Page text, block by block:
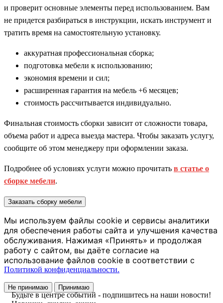
и проверит основные элементы перед использованием. Вам
не придется разбираться в инструкции, искать инструмент и
тратить время на самостоятельную установку.
аккуратная профессиональная сборка;
подготовка мебели к использованию;
экономия времени и сил;
расширенная гарантия на мебель +6 месяцев;
стоимость рассчитывается индивидуально.
Финальная стоимость сборки зависит от сложности товара,
объема работ и адреса выезда мастера. Чтобы заказать услугу,
сообщите об этом менеджеру при оформлении заказа.
Подробнее об условиях услуги можно прочитать в статье о
сборке мебели.
Заказать сборку мебели
Мы используем файлы cookie и сервисы аналитики
для обеспечения работы сайта и улучшения качества
обслуживания. Нажимая «Принять» и продолжая
работу с сайтом, вы даёте согласие на
использование файлов cookie в соответствии с
Политикой конфиденциальности.
Не принимаю Принимаю
Будьте в центре событий - подпишитесь на наши новости!